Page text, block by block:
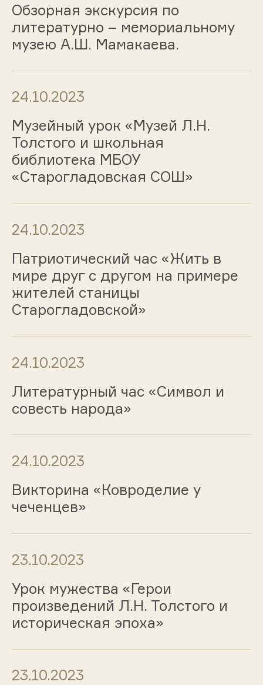
Обзорная экскурсия по
литературно – мемориальному
музею А.Ш. Мамакаева.
24.10.2023
Музейный урок «Музей Л.Н.
Толстого и школьная
библиотека МБОУ
«Старогладовская СОШ»
24.10.2023
Патриотический час «Жить в
мире друг с другом на примере
жителей станицы
Старогладовской»
24.10.2023
Литературный час «Символ и
совесть народа»
24.10.2023
Викторина «Ковроделие у
чеченцев»
23.10.2023
Урок мужества «Герои
произведений Л.Н. Толстого и
историческая эпоха»
23.10.2023